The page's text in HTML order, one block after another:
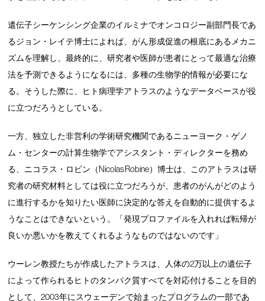
遺伝子シーケンシング企業のイルミナでオンコロジー副部門長であ
るジョン・レイテ博士によれば、がん形成促進の根底にあるメカニ
ズムを理解し、最終的に、研究者や医師が患者にとって最適な治療
法を予測できるようになるには、多種の生物学的情報が必要にな
る。そうした際に、ヒト病理学アトラスのようなデータベースが役
に立つだろうとしている。
一方、独立した非営利の学術研究機関であるニューヨーク・ゲノ
ム・センターの計算生物学でアシスタント・ディレクターを務め
る、ニコラス・ロビン（Nicolas Robine）博士は、このアトラスは研
究者の研究材料としては役に立つだろうが、患者のがんがどのよう
に進行するかを知りたい医師に決定的な答えを自動的に提供するよ
うなことはできないという。「発現プロファイルを入れれば転帰が
良いか悪いかを教えてくれるようなものではないのです」
ウーレン教授たちが作成したアトラスは、人体の2万以上の遺伝子
によって作られるヒトのタンパク質すべてを対応付けることを目的
として、2003年にスウェーデンで始まったプログラムの一部であ